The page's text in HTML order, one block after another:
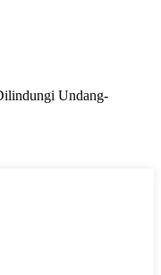
Undang-